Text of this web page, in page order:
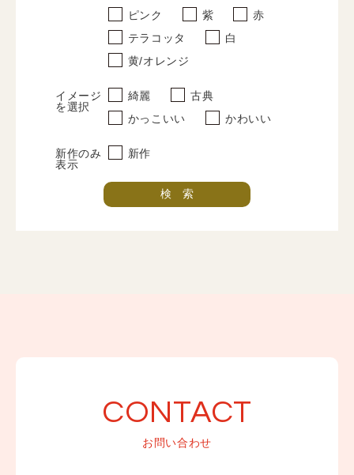
レンタルプラン
写真だけの卒業式
すべて
プラン
ママ振プラン
ピンク
紫
赤
テラコッタ
白
黄/オレンジ
イメージ
を選択
綺麗
古典
かっこいい
かわいい
新作のみ
表示
新作
CONTACT
お問い合わせ